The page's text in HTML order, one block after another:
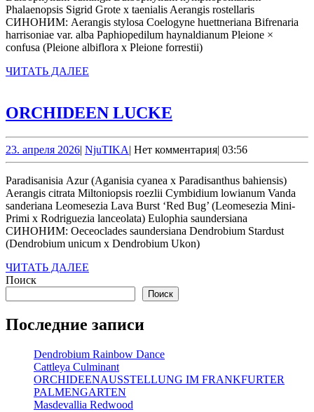
Phalaenopsis Sigrid Grote x taenialis Aerangis rostellaris
СИНОНИМ: Aerangis stylosa Coelogyne huettneriana Bifrenaria
harrisoniae var. alba Paphiopedilum haynaldianum Pleione ×
confusa (Pleione albiflora x Pleione forrestii)
ЧИТАТЬ ДАЛЕЕ
ORCHIDEEN LUCKE
23. апреля 202623.
апреля
2026
| NjuTIKANjuTIKA
| Нет комментария| 03:56
Paradisanisia Azur (Aganisia cyanea x Paradisanthus bahiensis)
Aerangis citrata Miltoniopsis roezlii Cymbidium lowianum Vanda
sanderiana Leomesezia Lava Burst ‘Red Bug’ (Leomesezia Mini-
Primi x Rodriguezia lanceolata) Eulophia saundersiana
СИНОНИМ: Oeceoclades saundersiana Dendrobium Stardust
(Dendrobium unicum x Dendrobium Ukon)
ЧИТАТЬ ДАЛЕЕ
Поиск
Поиск
Последние записи
Dendrobium Rainbow Dance
Cattleya Culminant
ORCHIDEENAUSSTELLUNG IM FRANKFURTER
PALMENGARTEN
Masdevallia Redwood